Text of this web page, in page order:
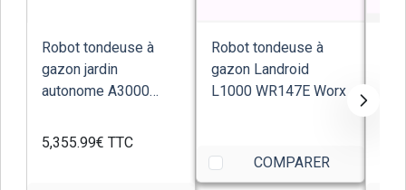
Robot tondeuse à
gazon jardin
autonome A3000
5,355.99€ TTC
Robot tondeuse à
gazon Landroid
L1000 WR147E Worx
COMPARER